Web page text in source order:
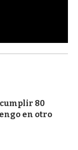
80
en otro